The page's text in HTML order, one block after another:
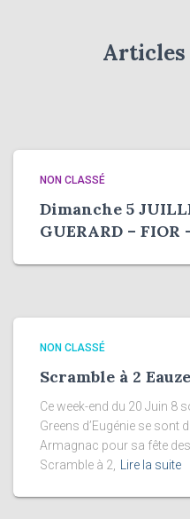
NON CLASSÉ
Dimanche 5
GUERARD –
NON CLASSÉ
Scramble à 2
Ce week-end du 20 Juin 8
Greens d’Eugénie se sont
Armagnac pour sa fête
Scramble à 2,
Lire la suite